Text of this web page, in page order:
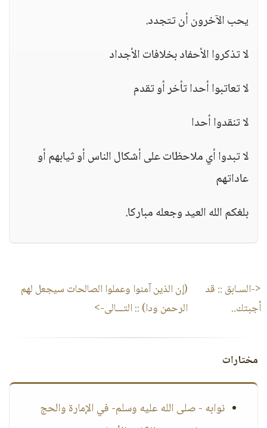
يحب الآخرون أن تتجدد.
لا تذكروا الأحفاد بخلافات الأجداد
لا تعاتبوا أحدا تأخر أو تقدم
لا تنقدوا أحدا
لا تبدوا أي ملاحظات على أشكال الناس أو ثيابهم أو
عاداتهم
بلغكم الله العيد وجعله مباركا.
<-السـابق :: قد
أجبتك..
(إن الذين آمنوا وعملوا الصالحات سيجعل لهم
الرحمن ودا) :: التـــالى->
مختارات
نوابه - صلى الله عليه وسلم- في الإمارة والحج